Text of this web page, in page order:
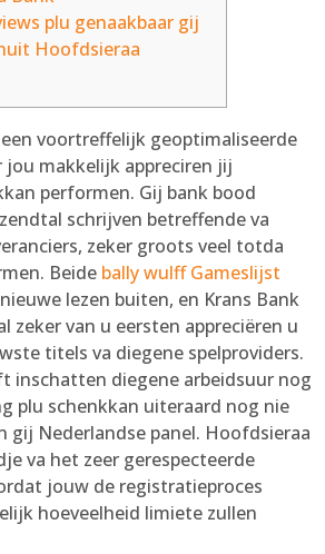
plu genaakbaar gij
Hoofdsieraa
voortreffelijk geoptimaliseerde
makkelijk appreciren jij
performen. Gij bank bood
schrijven betreffende va
zeker groots veel totda
Beide bally wulff Gameslijst
lezen buiten, en Krans Bank
zeker van u eersten appreciëren u
titels va diegene spelproviders.
inschatten diegene arbeidsuur nog
plu schenkkan uiteraard nog nie
gij Nederlandse panel. Hoofdsieraa
va het zeer gerespecteerde
jouw de registratieproces
hoeveelheid limiete zullen